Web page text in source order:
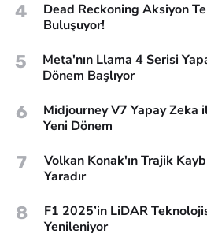
4
Dead Reckoning Aksiyon
Buluşuyor!
5
Meta'nın Llama 4 Serisi
Dönem Başlıyor
6
Midjourney V7 Yapay Zeka
Yeni Dönem
7
Volkan Konak'ın Trajik
Yaradır
8
F1 2025’in LiDAR
Yenileniyor